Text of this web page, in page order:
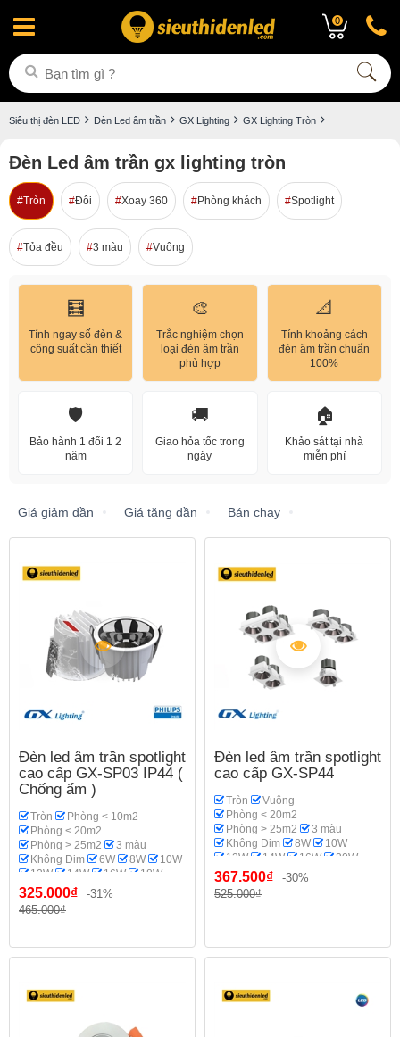
0
Siêu thị đèn LED Đèn Led âm trần GX Lighting GX Lighting Tròn
Đèn Led âm trần gx lighting tròn
Tròn Đôi Xoay 360 Phòng khách Spotlight
Tỏa đều 3 màu Vuông
🧮
Tính ngay số đèn &
công suất cần thiết
🎨
Trắc nghiệm chọn
loại đèn âm trần
phù hợp
📐
Tính khoảng cách
đèn âm trần chuẩn
100%
🛡️
Bảo hành 1 đổi 1 2
năm
🚚
Giao hỏa tốc trong
ngày
🏠
Khảo sát tại nhà
miễn phí
Giá giảm dần Giá tăng dần Bán chạy
Đèn led âm trần spotlight
cao cấp GX-SP03 IP44 (
Chống ẩm )
Tròn
Phòng < 10m2
Phòng < 20m2
Phòng > 25m2
3 màu
Không Dim
6W 8W
10W
12W
14W 16W
18W
20W
Spotlight
Phi 95
GX Lighting
325.000₫
-31%
465.000₫
Đèn led âm trần spotlight
cao cấp GX-SP44
Tròn
Vuông
Phòng < 20m2
Phòng > 25m2
3 màu
Không Dim
8W
10W
12W
14W 16W
20W
18W
Spotlight
Phòng khách
367.500₫
-30%
525.000₫